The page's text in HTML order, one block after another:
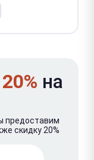
на
предоставим
скидку 20%